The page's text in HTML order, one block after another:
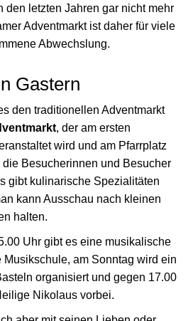
den letzten Jahren gar nicht mehr
Adventmarkt ist daher für viele
Abwechslung.
Gastern
den traditionellen Adventmarkt
, der am ersten
wird und am Pfarrplatz
die Besucherinnen und Besucher
gibt kulinarische Spezialitäten
kann Ausschau nach kleinen
halten.
Uhr gibt es eine musikalische
Musikschule, am Sonntag wird ein
organisiert und gegen 17.00
Nikolaus vorbei.